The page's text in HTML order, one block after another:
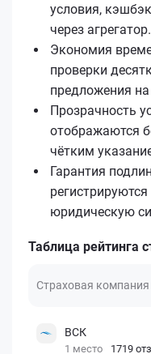
условия,
через агрегатор.
Экономия
проверки
предложения
Прозрачность
отображаются
чётким
Гарантия
юридическую
Таблица рейтинга
Страховая компания
ВСК
1 место 1719